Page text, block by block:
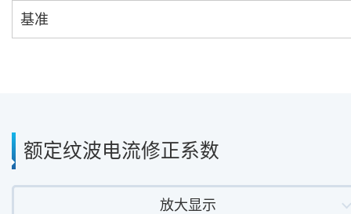
基准
额定纹波电流修正系数
放大显示